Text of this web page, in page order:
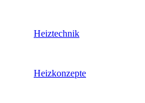
Heiztechnik
Heizkonzepte